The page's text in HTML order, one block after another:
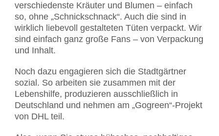
verschiedenste Kräuter und Blumen – einfach
so, ohne „Schnickschnack“. Auch die sind in
wirklich liebevoll gestalteten Tüten verpackt. Wir
sind einfach ganz große Fans – von Verpackung
und Inhalt.
Noch dazu engagieren sich die Stadtgärtner
sozial. So arbeiten sie zusammen mit der
Lebenshilfe, produzieren ausschließlich in
Deutschland und nehmen am „Gogreen“-Projekt
von DHL teil.